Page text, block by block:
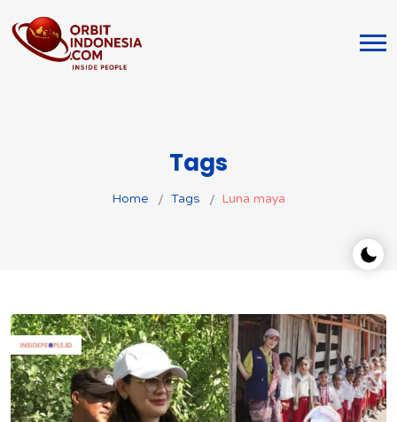
Tags
Home Tags Luna maya